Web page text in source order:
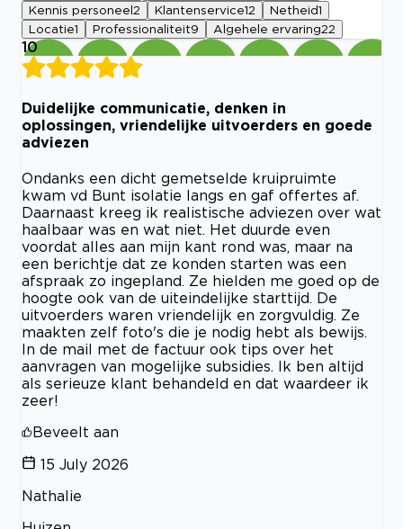
Kennis personeel 2 Klantenservice12 Netheid1
Locatie1 Professionaliteit9 Algehele ervaring22
10
Duidelijke communicatie, denken in
oplossingen, vriendelijke uitvoerders en goede
adviezen
Ondanks een dicht gemetselde kruipruimte
kwam vd Bunt isolatie langs en gaf offertes af.
Daarnaast kreeg ik realistische adviezen over wat
haalbaar was en wat niet. Het duurde even
voordat alles aan mijn kant rond was, maar na
een berichtje dat ze konden starten was een
afspraak zo ingepland. Ze hielden me goed op de
hoogte ook van de uiteindelijke starttijd. De
uitvoerders waren vriendelijk en zorgvuldig. Ze
maakten zelf foto's die je nodig hebt als bewijs.
In de mail met de factuur ook tips over het
aanvragen van mogelijke subsidies. Ik ben altijd
als serieuze klant behandeld en dat waardeer ik
zeer!
Beveelt aan
15 July 2026
Nathalie